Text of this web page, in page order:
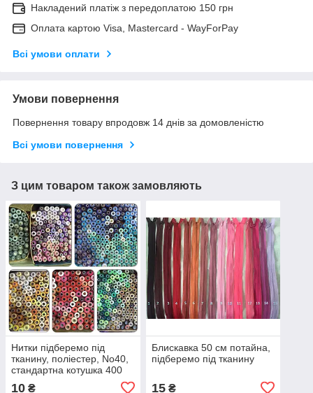
Накладений платіж з передоплатою 150 грн
Оплата картою Visa, Mastercard - WayForPay
Всі умови оплати
Умови повернення
Повернення товару впродовж 14 днів за домовленістю
Всі умови повернення
З цим товаром також замовляють
Нитки підберемо під
тканину, поліестер, No40,
стандартна котушка 400
10 ₴
Блискавка 50 см потайна,
підберемо під тканину
15₴